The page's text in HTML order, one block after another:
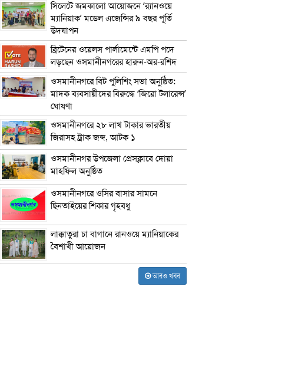
সিলেটে জমকালো আয়োজনে ‘র‍্যানওয়ে
ম্যানিয়াক’ মডেল এজেন্সির ৯ বছর পূর্তি
উদযাপন
ব্রিটেনের ওয়েলস পার্লামেন্টে এমপি পদে
লড়ছেন ওসমানীনগরের হারুন-অর-রশিদ
ওসমানীনগরে বিট পুলিশিং সভা অনুষ্ঠিত:
মাদক ব্যবসায়ীদের বিরুদ্ধে ‘জিরো টলারেন্স’
ঘোষণা
ওসমানীনগরে ২৮ লাখ টাকার ভারতীয়
জিরাসহ ট্রাক জব্দ, আটক ১
ওসমানীনগর উপজেলা প্রেসক্লাবে দোয়া
মাহফিল অনুষ্ঠিত
ওসমানীনগরে ওসির বাসার সামনে
ছিনতাইয়ের শিকার গৃহবধু
লাক্কাতুরা চা বাগানে রানওয়ে ম্যানিয়াকের
বৈশাখী আয়োজন
আরও খবর